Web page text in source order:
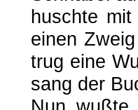
huschte
einen
trug eine
sang der